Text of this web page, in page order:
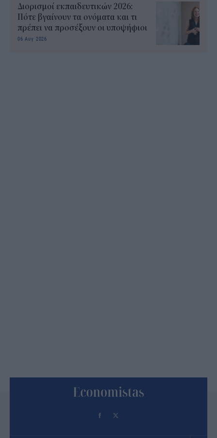
Διορισμοί εκπαιδευτικών 2026:
Πότε βγαίνουν τα ονόματα και τι
πρέπει να προσέξουν οι υποψήφιοι
06 Αυγ 2026